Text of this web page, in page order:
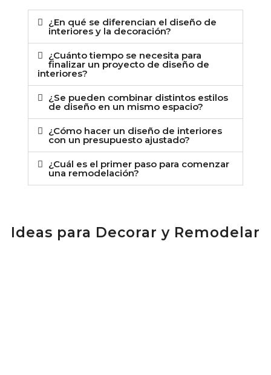
¿En qué se diferencian el diseño de
interiores y la decoración?
¿Cuánto tiempo se necesita para
finalizar un proyecto de diseño de
interiores?
¿Se pueden combinar distintos estilos
de diseño en un mismo espacio?
¿Cómo hacer un diseño de interiores
con un presupuesto ajustado?
¿Cuál es el primer paso para comenzar
una remodelación?
Ideas para Decorar y Remodelar